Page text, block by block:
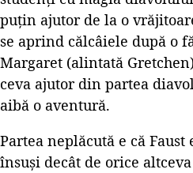
puțin ajutor de la o
se aprind călcâiele după o
Margaret (alintată
ceva ajutor din partea
aibă o aventură.
Partea neplăcută e că
însuși decât de orice